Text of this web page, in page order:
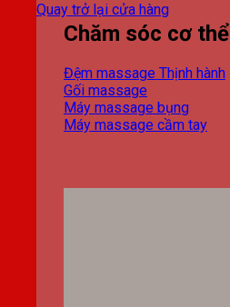
Quay trở lại cửa hàng
Chăm sóc cơ thể
Đệm massage
Gối massage
Máy massage bụng
Máy massage cầm tay